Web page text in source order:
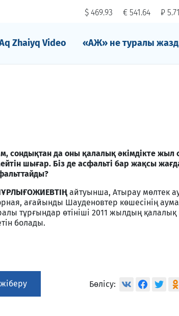
$ 469.93 € 541.64 ₽ 5.71
Zhaiyq Video «АЖ» не туралы
сондықтан да оны қалалық әкімдікте
шығар. Біз де асфальті бар жақсы
айтуынша, Атырау мөлтек
ағайынды Шауденовтер көшесінің
тұрғындар өтініші 2011 жылдың
болады.
Бөлісу: